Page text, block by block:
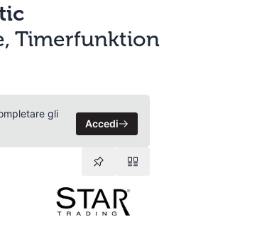
Timerfunktion
gli
Accedi